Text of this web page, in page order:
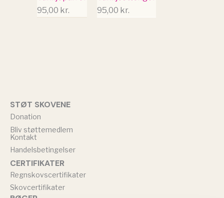
95,00 kr.
95,00 kr.
STØT SKOVENE
Donation
Bliv støttemedlem
Kontakt
Handelsbetingelser
CERTIFIKATER
Regnskovscertifikater
Skovcertifikater